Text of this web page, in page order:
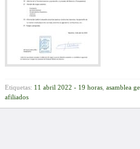
Etiquetas: 11 abril 2022 - 19 horas asamblea
afiliados